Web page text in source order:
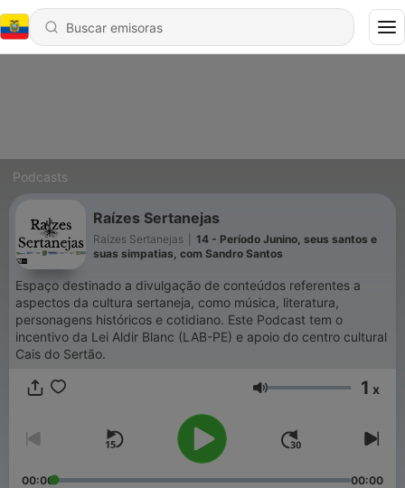
Podcasts
Raízes Sertanejas
Raízes Sertanejas
14 - Período Junino, seus santos e
suas simpatias, com Sandro Santos
Espaço destinado a divulgação de conteúdos referentes a
aspectos da cultura sertaneja, como música, literatura,
personagens históricos e cotidiano. Este Podcast tem o
incentivo da Lei Aldir Blanc (LAB-PE) e apoio do centro cultural
Cais do Sertão.
Volumen 1 x
00:00 00:00